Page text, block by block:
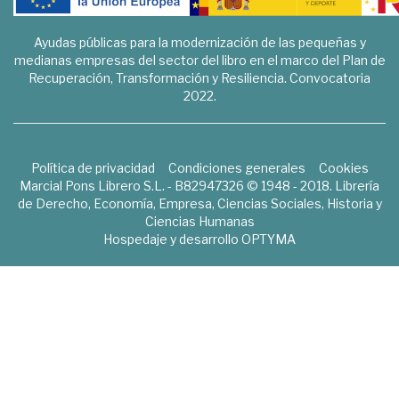
Ayudas públicas para la modernización de las pequeñas y
medianas empresas del sector del libro en el marco del Plan de
Recuperación, Transformación y Resiliencia. Convocatoria
2022.
Política de privacidad Condiciones generales
Cookies
Marcial Pons Librero S.L. - B82947326 © 1948 - 2018. Librería
de Derecho, Economía, Empresa, Ciencias Sociales, Historia y
Ciencias Humanas
Hospedaje y desarrollo OPTYMA